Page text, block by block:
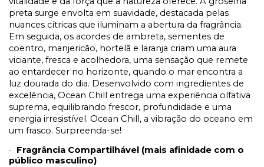
preta surge envolta em suavidade, destacada pelas
nuances cítricas que iluminam a abertura da fragrância.
Em seguida, os acordes de ambreta, sementes de
coentro, manjericão, hortelã e laranja criam uma aura
viciante, fresca e acolhedora, uma sensação que remete
ao entardecer no horizonte, quando o mar encontra a
luz dourada do dia. Desenvolvido com ingredientes de
excelência, Ocean Chill entrega uma experiência olfativa
suprema, equilibrando frescor, profundidade e uma
energia irresistível. Ocean Chill, a vibração do oceano em
um frasco. Surpreenda-se!
·
Fragrância Compartilhável (mais afinidade com o
público masculino)